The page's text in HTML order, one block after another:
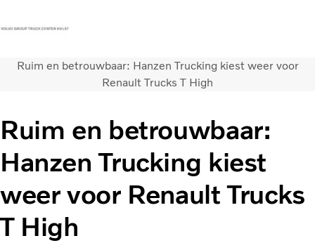
ContactVacaturesPersberichtenInloggen
Volvo Trucks
Renault Trucks
Renault Bedrijfswagens
Services
Nieuws
Ruim en betrouwbaar: Hanzen Trucking kiest weer voor
Renault Trucks T High
Ruim en betrouwbaar:
Hanzen Trucking kiest
weer voor Renault Trucks
T High